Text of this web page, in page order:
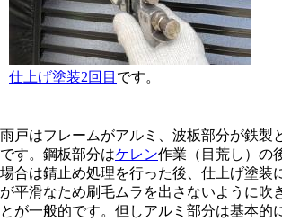
仕上げ塗装2回目 です。
雨戸はフレームがアルミ、波板部分が鉄製
です。鋼板部分はケレン作業（目荒し）の
場合は錆止め処理を行った後、仕上げ塗装
が平滑なため刷毛ムラを出さないように吹
とが一般的です。但しアルミ部分は基本的